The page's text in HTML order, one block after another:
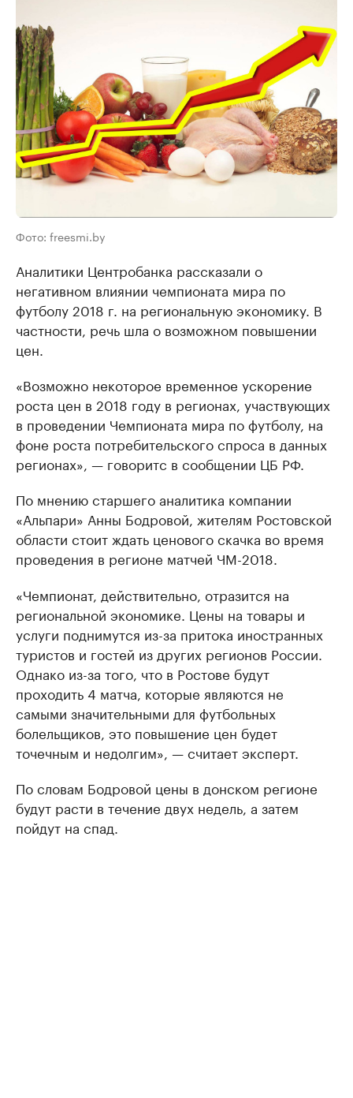
Фото: freesmi.by
Аналитики Центробанка рассказали о
негативном влиянии чемпионата мира по
футболу 2018 г. на региональную экономику. В
частности, речь шла о возможном повышении
цен.
«Возможно некоторое временное ускорение
роста цен в 2018 году в регионах, участвующих
в проведении Чемпионата мира по футболу, на
фоне роста потребительского спроса в данных
регионах», — говоритс в сообщении ЦБ РФ.
По мнению старшего аналитика компании
«Альпари» Анны Бодровой, жителям Ростовской
области стоит ждать ценового скачка во время
проведения в регионе матчей ЧМ-2018.
«Чемпионат, действительно, отразится на
региональной экономике. Цены на товары и
услуги поднимутся из-за притока иностранных
туристов и гостей из других регионов России.
Однако из-за того, что в Ростове будут
проходить 4 матча, которые являются не
самыми значительными для футбольных
болельщиков, это повышение цен будет
точечным и недолгим», — считает эксперт.
По словам Бодровой цены в донском регионе
будут расти в течение двух недель, а затем
пойдут на спад.